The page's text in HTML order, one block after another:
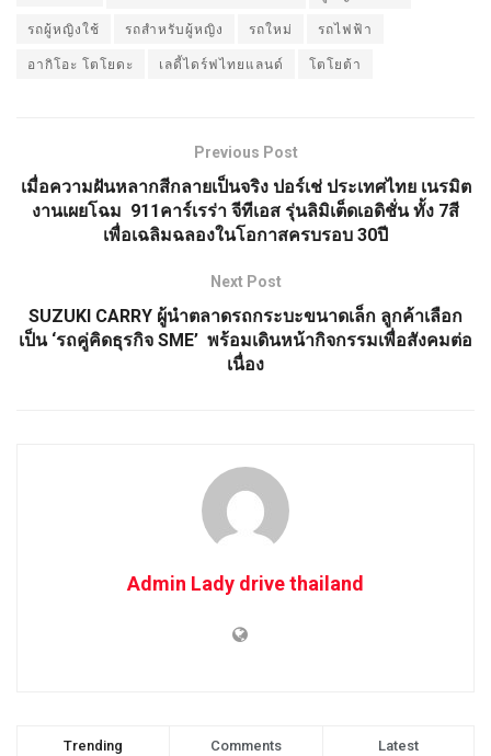
รถผู้หญิงใช้ รถสำหรับผู้หญิง รถใหม่ รถไฟฟ้า
อากิโอะ โตโยดะ เลดี้ไดร์ฟไทยแลนด์ โตโยต้า
Previous Post
เมื่อความฝันหลากสีกลายเป็นจริง ปอร์เช่ ประเทศไทย เนรมิต
งานเผยโฉม 911คาร์เรร่า จีทีเอส รุ่นลิมิเต็ดเอดิชั่น ทั้ง 7สี
เพื่อเฉลิมฉลองในโอกาสครบรอบ 30ปี
Next Post
SUZUKI CARRY ผู้นำตลาดรถกระบะขนาดเล็ก ลูกค้าเลือก
เป็น ‘รถคู่คิดธุรกิจ SME’ พร้อมเดินหน้ากิจกรรมเพื่อสังคมต่อ
เนื่อง
Admin Lady drive thailand
Trending Comments Latest